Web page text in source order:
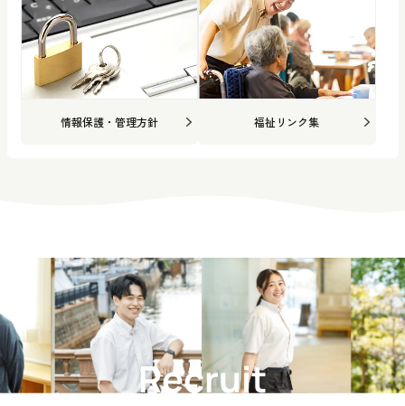
情報保護・管理方針 福祉リンク集
Recruit